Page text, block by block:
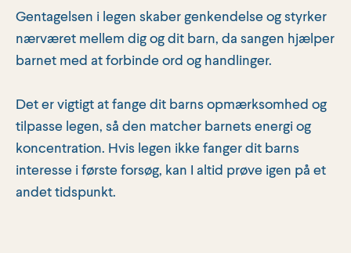
Gentagelsen i legen skaber genkendelse og styrker
nærværet mellem dig og dit barn, da sangen hjælper
barnet med at forbinde ord og handlinger.
Det er vigtigt at fange dit barns opmærksomhed og
tilpasse legen, så den matcher barnets energi og
koncentration. Hvis legen ikke fanger dit barns
interesse i første forsøg, kan I altid prøve igen på et
andet tidspunkt.